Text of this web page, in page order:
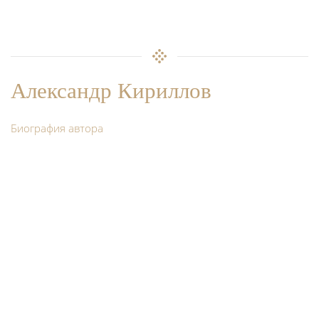
Александр Кириллов
Биография автора